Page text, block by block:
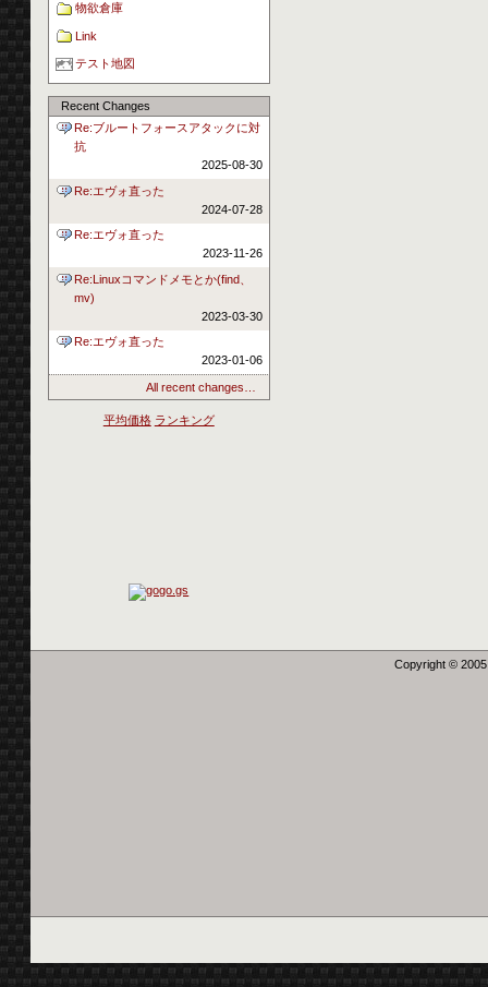
物欲倉庫
Link
テスト地図
Recent Changes
Re:ブルートフォースアタックに対
抗
2025-08-30
Re:エヴォ直った
2024-07-28
Re:エヴォ直った
2023-11-26
Re:Linuxコマンドメモとか(find、
mv)
2023-03-30
Re:エヴォ直った
2023-01-06
All recent changes…
平均価格 ランキング
Copyright ©